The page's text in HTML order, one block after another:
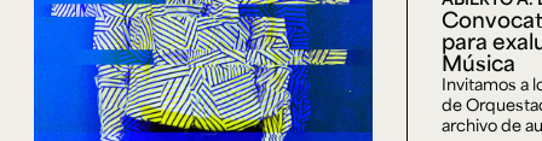
para
Música
Invitamos a
de
archivo de